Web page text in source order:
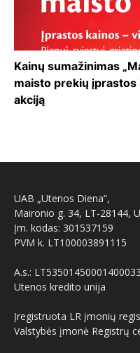
Kainų sumažinimas
maisto prekių įprastos
akciją
UAB „Utenos Diena“,
Maironio g. 34, LT-28144,
Įm. kodas: 301537159
PVM k. LT100003891115
A.s.:
Utenos kredito unija
Įregistruota LR įmonių
Valstybės įmonė Registrų